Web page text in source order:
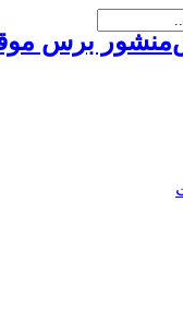
منشور برس